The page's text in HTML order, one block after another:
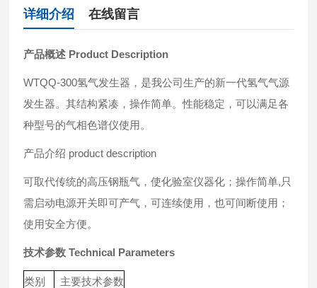
详细介绍 在线留言
产品概述 Product Description
WTQQ-300氢气发生器，是我公司生产的新一代氢气气源
发生器。其结构紧凑，操作简单。性能稳定，可以满足各
种型号的气相色谱仪使用。
产品介绍 product description
可取代传统的高压钢瓶气，使化验室仪器化；操作简单,只
需启动电源开关即可产气，可连续使用，也可间断使用；
使用安全方便。
技术参数 Technical Parameters
类别 主要技术参数